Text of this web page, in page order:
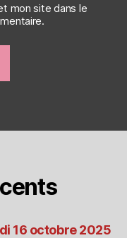
mon site dans le
16 octobre 2025